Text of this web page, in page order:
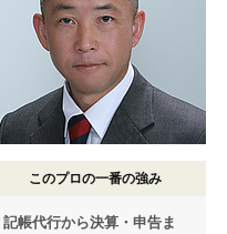
このプロの一番の強み
記帳代行から決算・申告ま